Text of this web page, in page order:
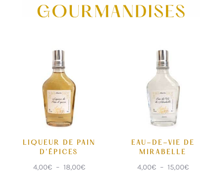
LIQUEUR DE PAIN
D’ÉPICES
4,00€ – 18,00€Plage
EAU-DE-VIE DE
MIRABELLE
4,00€ – 15,00€Plage